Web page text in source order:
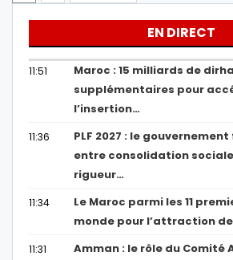
EN DIRECT
11:51
Maroc : 15 milliards de
supplémentaires pour
l’insertion…
11:36
PLF 2027 : le
entre consolidation
rigueur…
11:34
Le Maroc parmi les 11
monde pour l’attraction
11:31
Amman : le rôle du Comité